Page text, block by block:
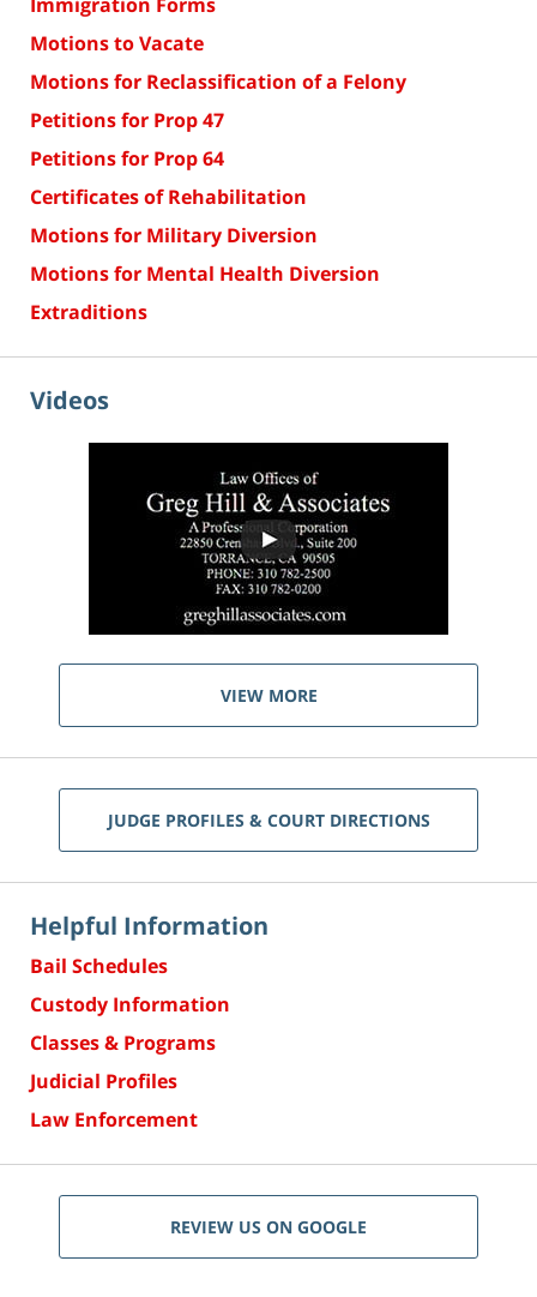
Immigration Forms
Motions to Vacate
Motions for Reclassification of a Felony
Petitions for Prop 47
Petitions for Prop 64
Certificates of Rehabilitation
Motions for Military Diversion
Motions for Mental Health Diversion
Extraditions
Videos
VIEW MORE
JUDGE PROFILES & COURT DIRECTIONS
Helpful Information
Bail Schedules
Custody Information
Classes & Programs
Judicial Profiles
Law Enforcement
REVIEW US ON GOOGLE